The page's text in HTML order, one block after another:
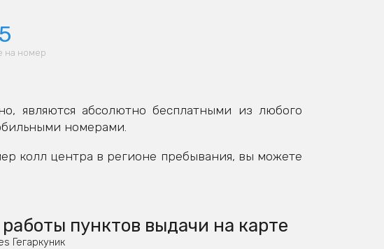
на номер
являются абсолютно бесплатными из любого
номерами.
колл центра в регионе пребывания, вы можете
пунктов выдачи на карте
Гегаркуник